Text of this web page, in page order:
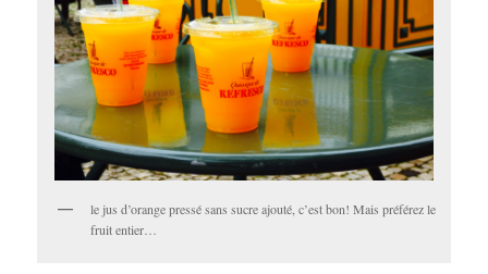
le jus d’orange pressé sans sucre ajouté, c’est bon! Mais préférez le
fruit entier…